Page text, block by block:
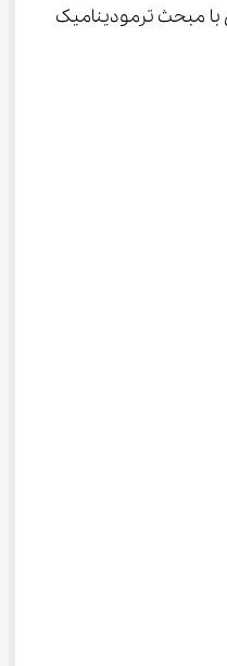
به حرکت درآوردن هواپیما و کشتی هم می‌شود. دانشمندان با مبحث ترمودینامیک